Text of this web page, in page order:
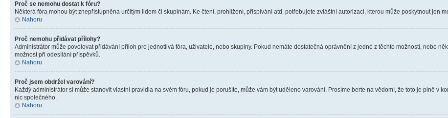
Proč se nemohu dostat k fóru?
Některá fóra mohou být znepřístupněna určitým lidem či skupinám. Ke čtení, prohlížení, přispívání atd. potřebujete zvláštní autorizaci, kterou může poskytnout jen
Nahoru
Proč nemohu přidávat přílohy?
Administrátor může povolovat přidávání příloh pro jednotlivá fóra, uživatele, nebo skupiny. Pokud nemáte dostatečná oprávnění z jedné z těchto možností, nebo
možnost při odesílání příspěvků.
Nahoru
Proč jsem obdržel varování?
Každý administrátor si může stanovit vlastní pravidla na svém fóru, pokud je porušíte, může vám být uděleno varování. Prosíme berte na vědomí, že toto je plně v
nic společného.
Nahoru